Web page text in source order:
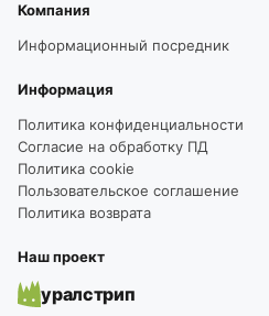
Компания
Информационный посредник
Информация
Политика конфиденциальности
Согласие на обработку ПД
Политика cookie
Пользовательское соглашение
Политика возврата
Наш проект
уралстрип